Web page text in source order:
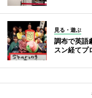
見る・遊ぶ
調布で英語
スン経てプ